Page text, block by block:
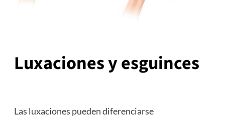
Luxaciones y esguinces
Las luxaciones pueden diferenciarse